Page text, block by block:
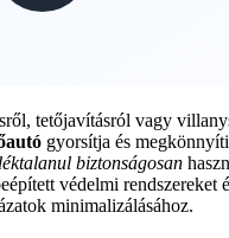
tetőjavításról vagy
gyorsítja és
biztonságosan
védelmi rendszereket
minimalizálásához.